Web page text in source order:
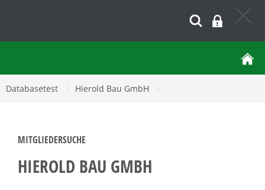
Databasetest Hierold Bau GmbH
MITGLIEDERSUCHE
HIEROLD BAU GMBH